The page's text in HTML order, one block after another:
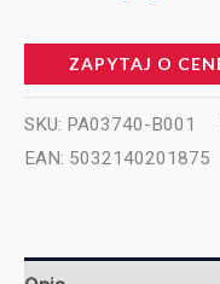
ZAPYTAJ O
SKU: PA03740-B001
EAN: 5032140201875